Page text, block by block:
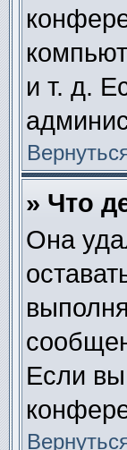
и т. д.
» Что
Она
Если